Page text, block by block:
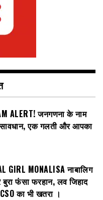
ALERT! जनगणना के नाम
एक गलती और आपका
GIRL MONALISA नाबालिग
बुरा फंसा फरहान, लव जिहाद
का भी खतरा ।